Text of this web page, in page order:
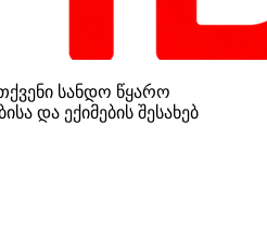
სანდო წყარო
და ექიმების შესახებ